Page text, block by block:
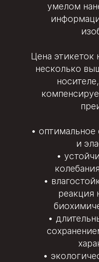
умелом
Цена этикеток
несколько
оптимальное
и
реакция